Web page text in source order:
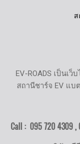
EV-ROADS เป็นเ
สถานีชาร์จ EV แบ
Call : 095 720 4309 ,